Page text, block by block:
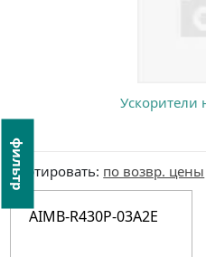
фильтр
Ускорители
Сортировать: по возвр. цены
AIMB-R430P-03A2E